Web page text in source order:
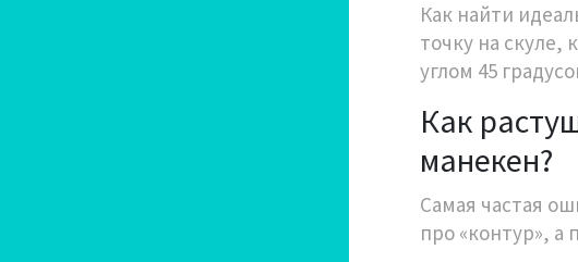
Как найти
точку на скуле,
углом 45
Как
манекен?
Самая частая
про «контур», а